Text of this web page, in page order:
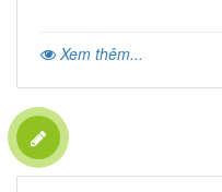
Xem thêm...